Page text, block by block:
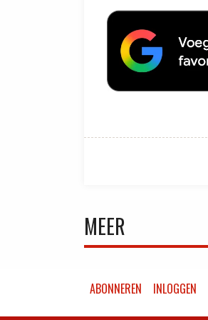
MEER
ABONNEREN INLOGGEN